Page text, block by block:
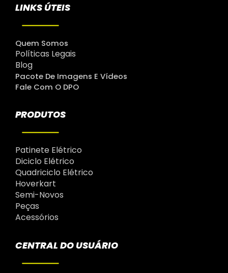
LINKS ÚTEIS
Quem Somos
Políticas Legais
Blog
Pacote De Imagens E Vídeos
Fale Com O DPO
PRODUTOS
Patinete Elétrico
Diciclo Elétrico
Quadriciclo Elétrico
Hoverkart
Semi-Novos
Peças
Acessórios
CENTRAL DO USUÁRIO